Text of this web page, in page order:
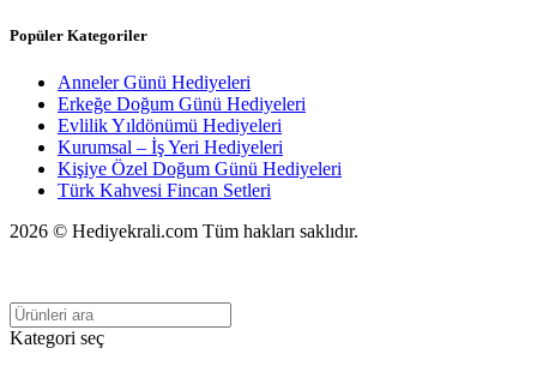
Popüler Kategoriler
Anneler Günü Hediyeleri
Erkeğe Doğum Günü Hediyeleri
Evlilik Yıldönümü Hediyeleri
Kurumsal – İş Yeri Hediyeleri
Kişiye Özel Doğum Günü Hediyeleri
Türk Kahvesi Fincan Setleri
2026 © Hediyekrali.com Tüm hakları saklıdır.
Kategori seç